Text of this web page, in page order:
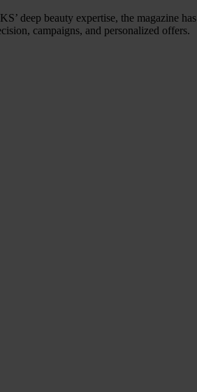
deep beauty expertise, the magazine has
campaigns, and personalized offers.